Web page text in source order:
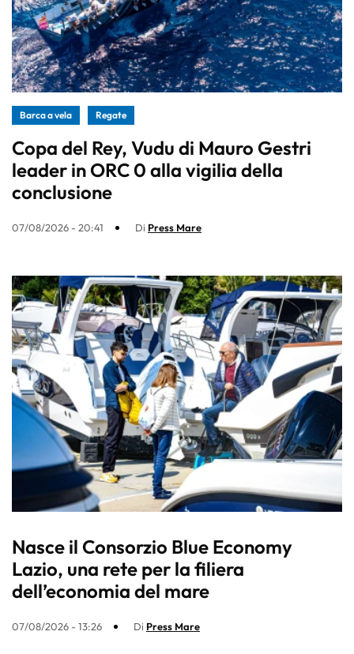
Barca a vela Regate
Copa del Rey, Vudu di Mauro Gestri
leader in ORC 0 alla vigilia della
conclusione
07/08/2026 - 20:41 Di Press Mare
Nasce il Consorzio Blue Economy
Lazio, una rete per la filiera
dell’economia del mare
07/08/2026 - 13:26 Di Press Mare